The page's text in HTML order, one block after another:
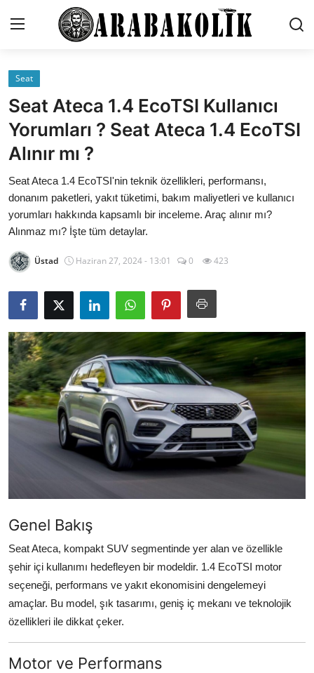
İletişim
Genel
Karşılaştırmalar
Testler
Markalar
Motosiklet
Paketler
Yağlar
Oto Bilgi
Seat
Seat Ateca 1.4 EcoTSI Kullanıcı
Yorumları ? Seat Ateca 1.4 EcoTSI
Alınır mı ?
Seat Ateca 1.4 EcoTSI'nin teknik özellikleri, performansı,
donanım paketleri, yakıt tüketimi, bakım maliyetleri ve kullanıcı
yorumları hakkında kapsamlı bir inceleme. Araç alınır mı?
Alınmaz mı? İşte tüm detaylar.
Üstad Haziran 27, 2024 - 13:01 0 423
Genel Bakış
Seat Ateca, kompakt SUV segmentinde yer alan ve özellikle
şehir içi kullanımı hedefleyen bir modeldir. 1.4 EcoTSI motor
seçeneği, performans ve yakıt ekonomisini dengelemeyi
amaçlar. Bu model, şık tasarımı, geniş iç mekanı ve teknolojik
özellikleri ile dikkat çeker.
Motor ve Performans